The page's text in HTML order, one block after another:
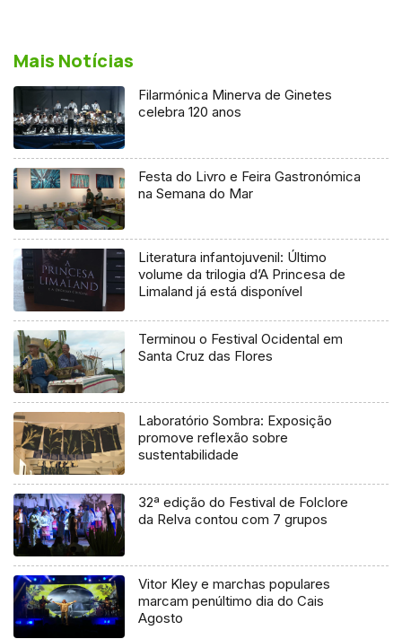
Mais Notícias
Filarmónica Minerva de Ginetes
celebra 120 anos
Festa do Livro e Feira Gastronómica
na Semana do Mar
Literatura infantojuvenil: Último
volume da trilogia d’A Princesa de
Limaland já está disponível
Terminou o Festival Ocidental em
Santa Cruz das Flores
Laboratório Sombra: Exposição
promove reflexão sobre
sustentabilidade
32ª edição do Festival de Folclore
da Relva contou com 7 grupos
Vitor Kley e marchas populares
marcam penúltimo dia do Cais
Agosto